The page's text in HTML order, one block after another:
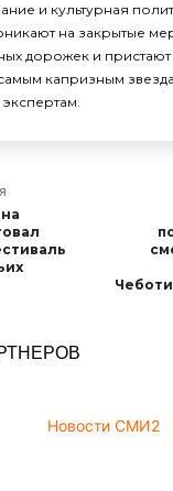
и культурная
на закрытые
дорожек и
капризным
Новости СМИ2